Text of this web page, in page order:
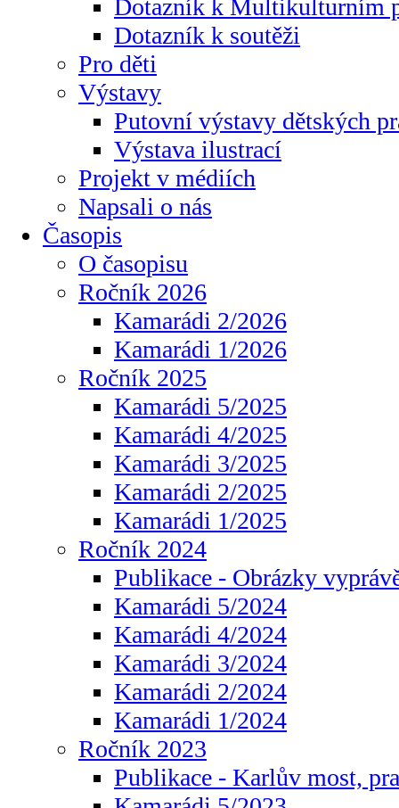
Dotazník k Multikulturním
Dotazník k soutěži
Pro děti
Výstavy
Putovní výstavy dětských
Výstava ilustrací
Projekt v médiích
Napsali o nás
Časopis
O časopisu
Ročník 2026
Kamarádi 2/2026
Kamarádi 1/2026
Ročník 2025
Kamarádi 5/2025
Kamarádi 4/2025
Kamarádi 3/2025
Kamarádi 2/2025
Kamarádi 1/2025
Ročník 2024
Publikace - Obrázky
Kamarádi 5/2024
Kamarádi 4/2024
Kamarádi 3/2024
Kamarádi 2/2024
Kamarádi 1/2024
Ročník 2023
Publikace - Karlův most,